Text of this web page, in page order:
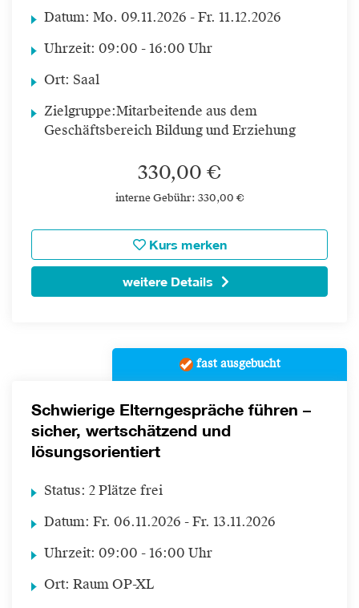
Datum: Mo. 09.11.2026 - Fr. 11.12.2026
Uhrzeit: 09:00 - 16:00 Uhr
Ort: Saal
Zielgruppe:Mitarbeitende aus dem
Geschäftsbereich Bildung und Erziehung
330,00 €
interne Gebühr: 330,00 €
Kurs merken
weitere Details
fast ausgebucht
Schwierige Elterngespräche führen –
sicher, wertschätzend und
lösungsorientiert
Status: 2 Plätze frei
Datum: Fr. 06.11.2026 - Fr. 13.11.2026
Uhrzeit: 09:00 - 16:00 Uhr
Ort: Raum OP-XL